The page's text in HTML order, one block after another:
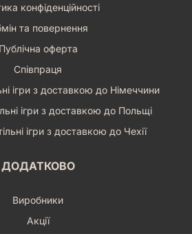
конфіденційності
та повернення
Публічна оферта
Співпраця
ігри з доставкою до Німеччини
ігри з доставкою до Польщі
ігри з доставкою до Чехії
ДОДАТКОВО
Виробники
Акції